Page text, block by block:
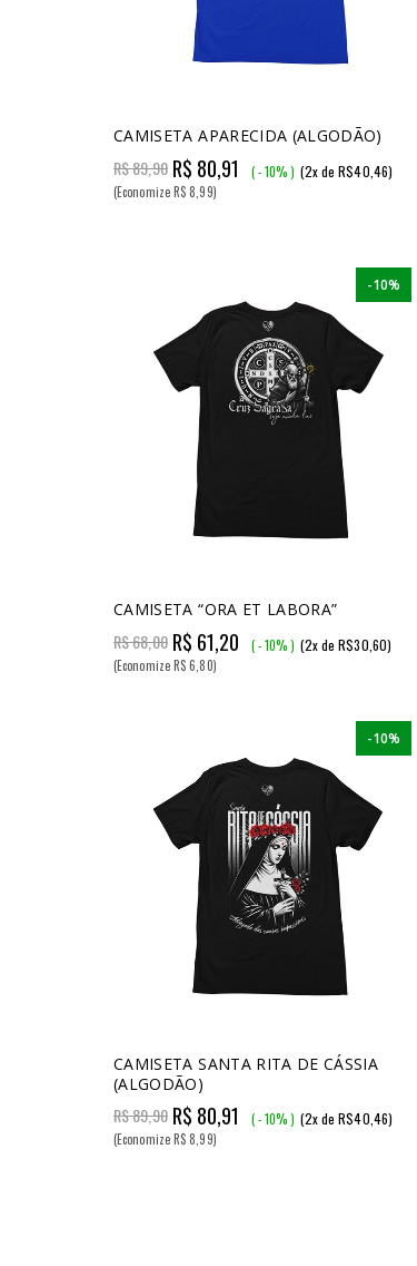
CAMISETA APARECIDA (ALGODÃO)
R$ 89,90 R$ 80,91 ( - 10% ) (2x de R$40,46)
(Economize R$ 8,99)
-10%
CAMISETA “ORA ET LABORA”
R$ 68,00 R$ 61,20 ( - 10% ) (2x de R$30,60)
(Economize R$ 6,80)
-10%
CAMISETA SANTA RITA DE CÁSSIA
(ALGODÃO)
R$ 89,90 R$ 80,91 ( - 10% ) (2x de R$40,46)
(Economize R$ 8,99)